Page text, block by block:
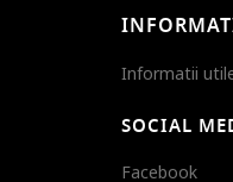
Informatii
SOCIAL
Facebook